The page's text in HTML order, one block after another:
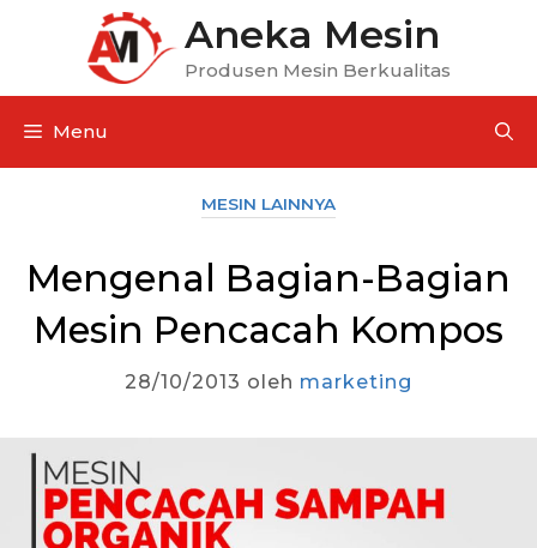
Aneka Mesin
Produsen Mesin Berkualitas
Menu
MESIN LAINNYA
Mengenal Bagian-Bagian
Mesin Pencacah Kompos
28/10/2013 oleh marketing